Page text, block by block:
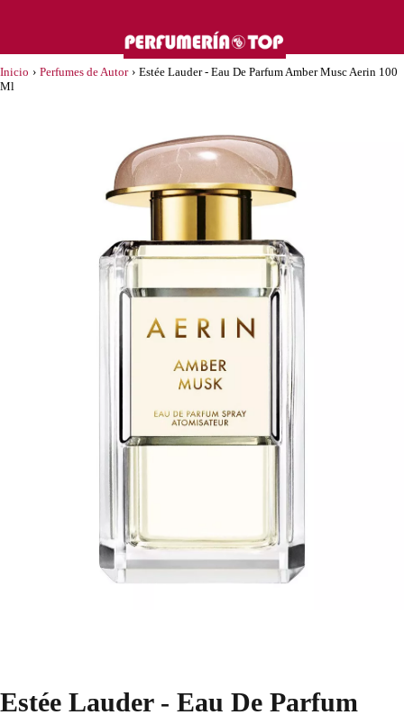
Inicio › Perfumes de Autor › Estée Lauder - Eau De Parfum Amber Musc Aerin 100
Ml
Estée Lauder - Eau De Parfum